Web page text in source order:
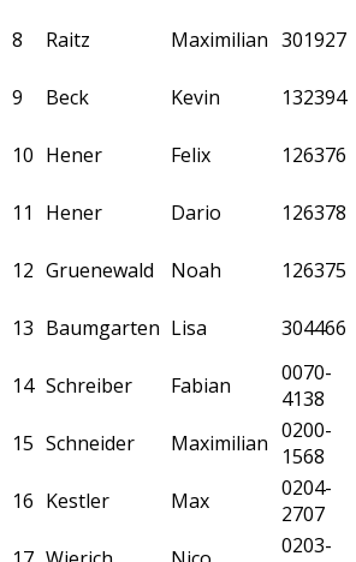
8
Raitz Maximilian 301927
9
Beck Kevin 132394
10 Hener Felix 126376
11
Hener Dario 126378
12 Gruenewald Noah 126375
13 Baumgarten Lisa 304466
14 Schreiber Fabian
0070-
4138
15 Schneider Maximilian 0200-
1568
16 Kestler Max
0204-
2707
0203-